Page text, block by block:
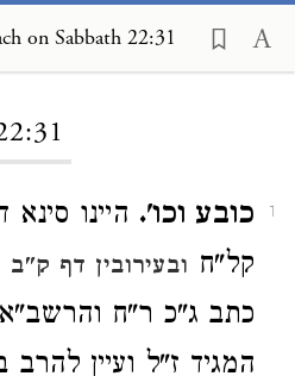
on Sabbath 22:31
1 כובע וכו'. היינו
קל"ח ובעירובין דף ק"ב
כתב ג"כ ר"ח
המגיד ז"ל ועיין